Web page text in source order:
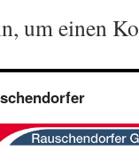
um einen